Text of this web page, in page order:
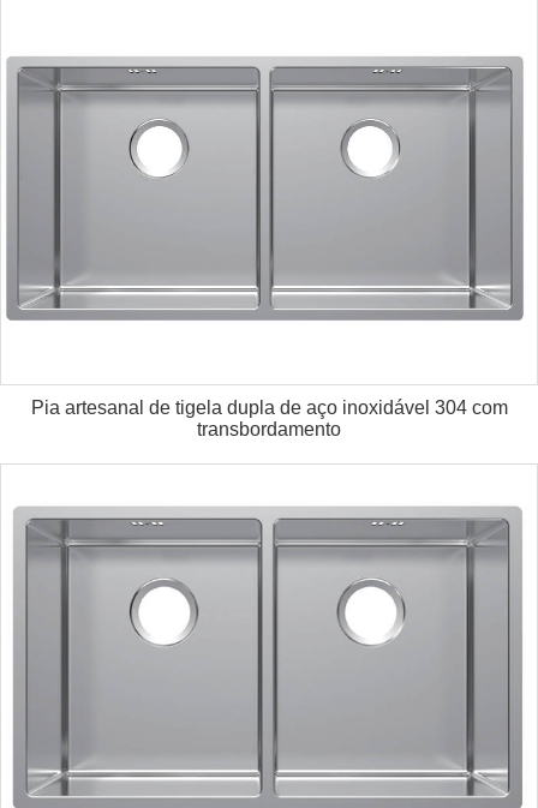
Pia artesanal de tigela dupla de aço inoxidável 304 com
transbordamento